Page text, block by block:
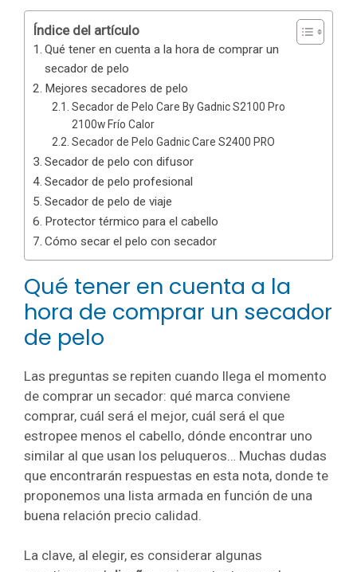
Índice del artículo
Qué tener en cuenta a la hora de comprar un
secador de pelo
Mejores secadores de pelo
Secador de Pelo Care By Gadnic S2100 Pro
2100w Frío Calor
Secador de Pelo Gadnic Care S2400 PRO
Secador de pelo con difusor
Secador de pelo profesional
Secador de pelo de viaje
Protector térmico para el cabello
Cómo secar el pelo con secador
Qué tener en cuenta a la
hora de comprar un secador
de pelo
Las preguntas se repiten cuando llega el momento
de comprar un secador: qué marca conviene
comprar, cuál será el mejor, cuál será el que
estropee menos el cabello, dónde encontrar uno
similar al que usan los peluqueros… Muchas dudas
que encontrarán respuestas en esta nota, donde te
proponemos una lista armada en función de una
buena relación precio calidad.
La clave, al elegir, es considerar algunas